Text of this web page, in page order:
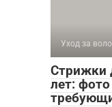
Уход за
Стрижки
лет: